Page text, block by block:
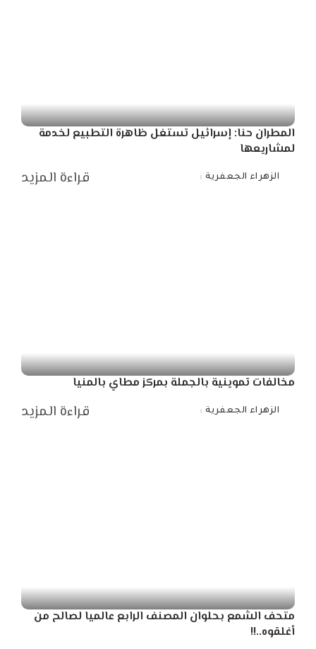
المطران حنا: إسرائيل تستغل ظاهرة التطبيع لخدمة
لمشاريعها
Postedالزهراء الجعفرية قراءة المزيد
مخالفات تموينية بالجملة بمركز مطاي بالمنيا
Postedالزهراء الجعفرية قراءة المزيد
متحف الشمع بحلوان المصنف الرابع عالميا لصالح من
أغلقوه..!!